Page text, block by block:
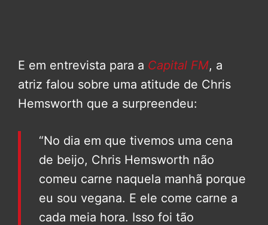
E em entrevista para a Capital FM, a
atriz falou sobre uma atitude de Chris
Hemsworth que a surpreendeu:
“No dia em que tivemos uma cena
de beijo, Chris Hemsworth não
comeu carne naquela manhã porque
eu sou vegana. E ele come carne a
cada meia hora. Isso foi tão